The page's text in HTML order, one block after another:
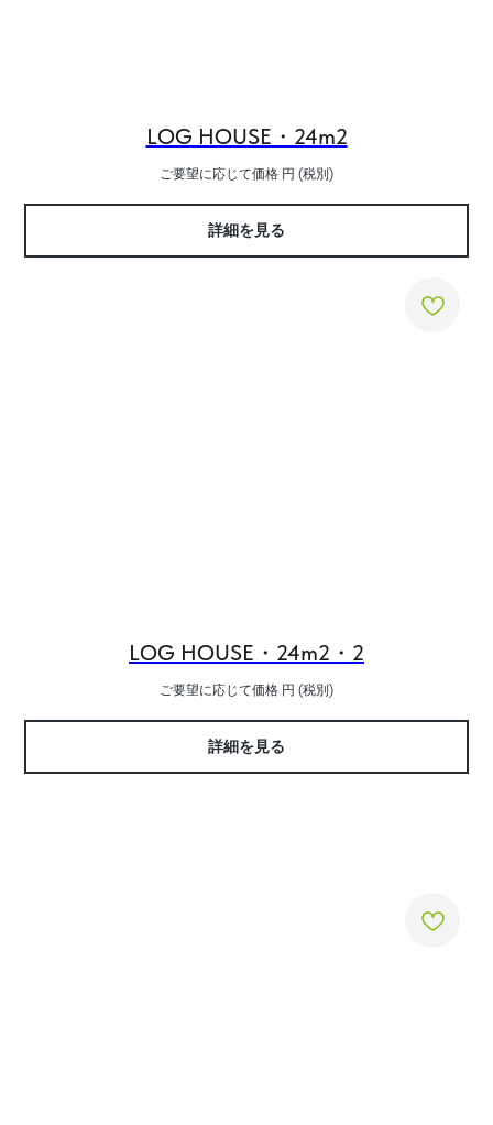
LOG HOUSE・24m2
ご要望に応じて価格 円 (税別)
詳細を見る
LOG HOUSE・24m2・2
ご要望に応じて価格 円 (税別)
詳細を見る